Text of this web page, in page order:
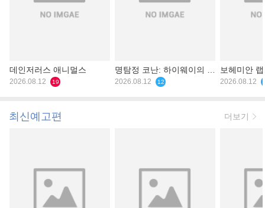
데인저러스 애니멀스
2026.08.12 19
명탐정 코난: 하이웨이의 타
천사
2026.08.12 12
보헤미안
2026.08.12
최신예고편 더보기